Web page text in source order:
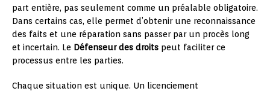
part entière, pas seulement comme un préalable obligatoire.
Dans certains cas, elle permet d’obtenir une reconnaissance
des faits et une réparation sans passer par un procès long
et incertain. Le Défenseur des droits peut faciliter ce
processus entre les parties.
Chaque situation est unique. Un licenciement